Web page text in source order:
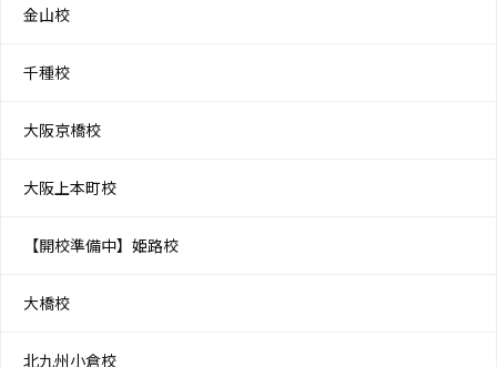
金山校
千種校
大阪京橋校
大阪上本町校
【開校準備中】姫路校
大橋校
北九州小倉校